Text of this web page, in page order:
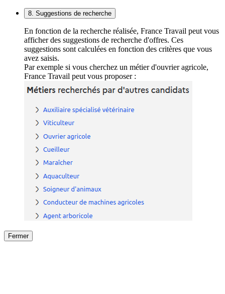
8. Suggestions de recherche
En fonction de la recherche réalisée, France Travail peut vous
afficher des suggestions de recherche d'offres. Ces
suggestions sont calculées en fonction des critères que vous
avez saisis.
Par exemple si vous cherchez un métier d'ouvrier agricole,
France Travail peut vous proposer :
Fermer